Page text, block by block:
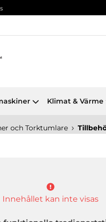
Klimat & Värme
och Torktumlare
Innehållet kan inte visas